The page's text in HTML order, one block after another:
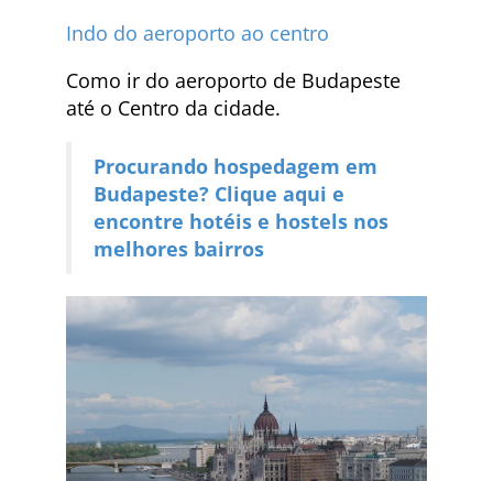
Indo do aeroporto ao centro
Como ir do aeroporto de Budapeste
até o Centro da cidade.
Procurando hospedagem em
Budapeste? Clique aqui e
encontre hotéis e hostels nos
melhores bairros